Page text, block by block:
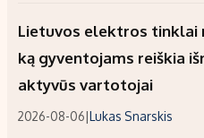
Lietuvos elektros tinklai
ką gyventojams reiškia
aktyvūs vartotojai
2026-08-06|Lukas Snarskis